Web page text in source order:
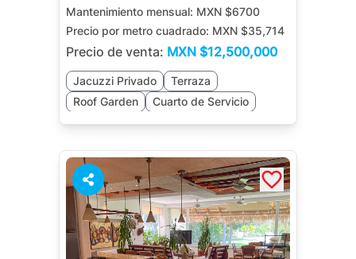
Mantenimiento mensual: MXN $6700
Precio por metro cuadrado: MXN $35,714
Precio de venta: MXN $12,500,000
Jacuzzi Privado
Terraza
Roof Garden
Cuarto de Servicio
Jardín